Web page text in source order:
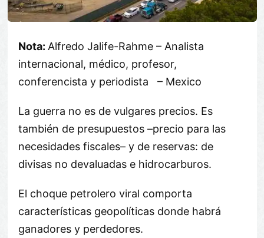
Nota: Alfredo Jalife-Rahme – Analista
internacional, médico, profesor,
conferencista y periodista – Mexico
La guerra no es de vulgares precios. Es
también de presupuestos –precio para las
necesidades fiscales– y de reservas: de
divisas no devaluadas e hidrocarburos.
El choque petrolero viral comporta
características geopolíticas donde habrá
ganadores y perdedores.